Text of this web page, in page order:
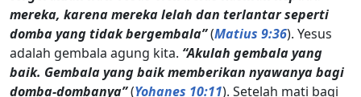
mereka, karena mereka lelah dan terlantar seperti
domba yang tidak bergembala”(Matius 9:36). Yesus
adalah gembala agung kita. “Akulah gembala yang
baik. Gembala yang baik memberikan nyawanya bagi
domba-dombanya”(Yohanes 10:11). Setelah mati bagi